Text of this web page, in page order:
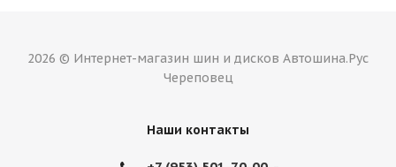
2026 © Интернет-магазин шин и дисков Автошина.Рус
Череповец
Наши контакты